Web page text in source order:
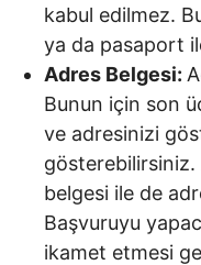
kabul edilmez.
ya da pasaport
Adres Belgesi:
Bunun için son
ve adresinizi
gösterebilirsiniz.
belgesi ile de
Başvuruyu
ikamet etmesi